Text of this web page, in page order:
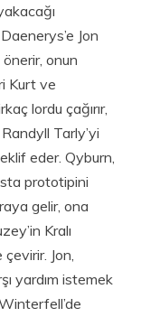
Jon
onun
Kurt ve
lordu çağırır,
Tarly’yi
eder. Qyburn,
prototipini
gelir, ona
Kralı
Jon,
yardım istemek